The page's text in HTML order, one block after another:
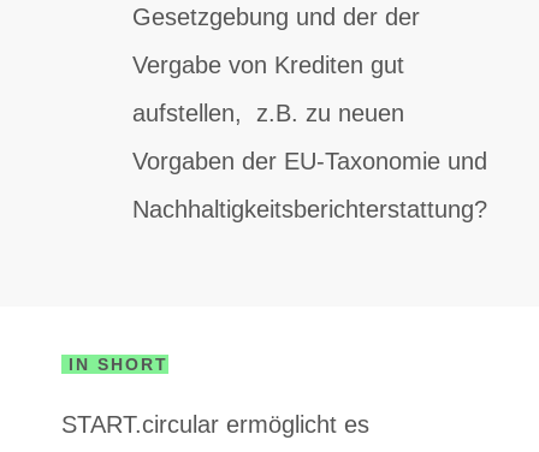
Gesetzgebung und der der
Vergabe von Krediten gut
aufstellen, z.B. zu neuen
Vorgaben der EU-Taxonomie und
Nachhaltigkeitsberichterstattung?
IN SHORT
START.circular ermöglicht es